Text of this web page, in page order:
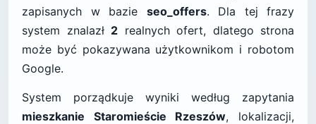
zapisanych w bazie seo_offers. Dla tej frazy
system znalazł 2 realnych ofert, dlatego strona
może być pokazywana użytkownikom i robotom
Google.
System porządkuje wyniki według zapytania
mieszkanie Staromieście Rzeszów, lokalizacji,